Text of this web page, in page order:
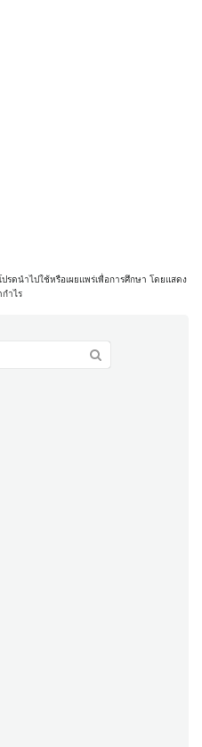
ดนำไปใช้หรือเผยแพร่เพื่อการศึกษา โดยแสดง
ำไร